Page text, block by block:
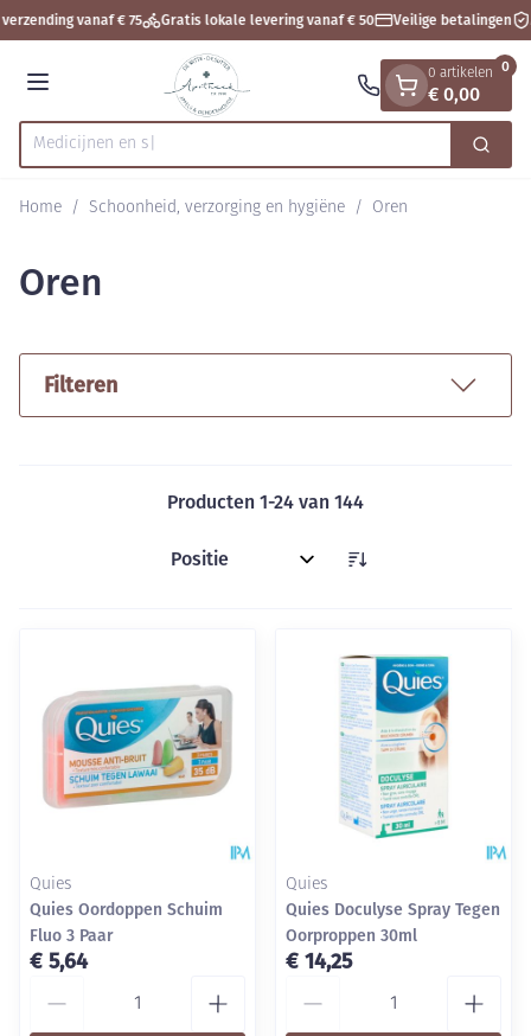
Ga naar de inhoud
1 van 1vanaf € 75 Gratis lokale levering vanaf € 50 Veilige betalingen
Menu
Product, merk, categorie... Zoek
0 artikelen
€ 0,00
0
Home / Schoonheid, verzorging en hygiëne / Oren
Oren
Filteren
Producten 1-24 van 144
Sorteer op:
Quies
Quies Oordoppen Schuim
Fluo 3 Paar
€ 5,64
Quies
Quies Doculyse Spray Tegen
Oorproppen 30ml
€ 14,25